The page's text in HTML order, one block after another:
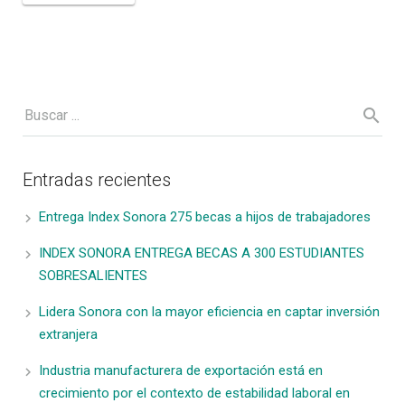
Entradas recientes
Entrega Index Sonora 275 becas a hijos de trabajadores
INDEX SONORA ENTREGA BECAS A 300 ESTUDIANTES
SOBRESALIENTES
Lidera Sonora con la mayor eficiencia en captar inversión
extranjera
Industria manufacturera de exportación está en
crecimiento por el contexto de estabilidad laboral en